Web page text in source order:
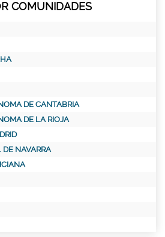
COMUNIDADES
DE CANTABRIA
DE LA RIOJA
NAVARRA